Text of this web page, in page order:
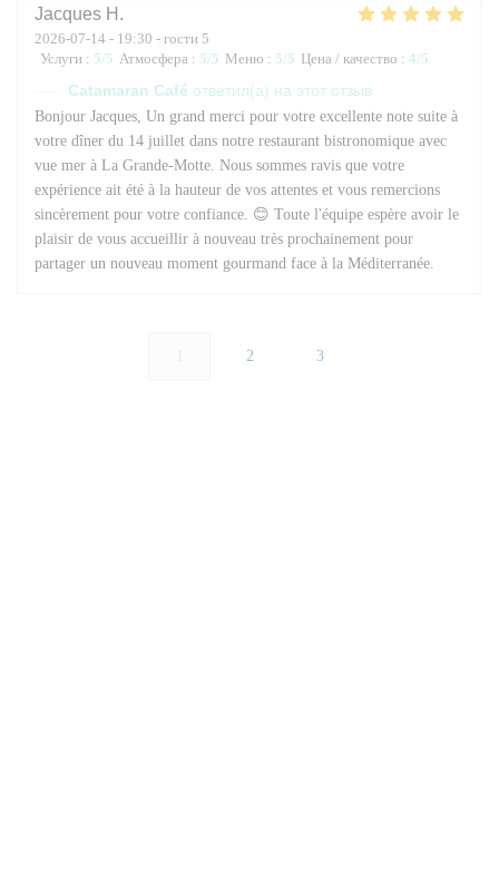
Jacques H
2026-07-14 - 19:30 - гости 5
Услуги : 5/5 Атмосфера : 5/5 Меню : 5/5 Цена / качество : 4/5
Catamaran Café ответил(а) на этот отзыв
Bonjour Jacques, Un grand merci pour votre excellente note suite à
votre dîner du 14 juillet dans notre restaurant bistronomique avec
vue mer à La Grande-Motte. Nous sommes ravis que votre
expérience ait été à la hauteur de vos attentes et vous remercions
sincèrement pour votre confiance. 😊 Toute l'équipe espère avoir le
plaisir de vous accueillir à nouveau très prochainement pour
partager un nouveau moment gourmand face à la Méditerranée.
2 3